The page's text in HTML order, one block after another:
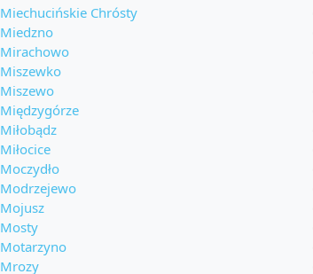
Miechucińskie Chrósty
Miedzno
Mirachowo
Miszewko
Miszewo
Międzygórze
Miłobądz
Miłocice
Moczydło
Modrzejewo
Mojusz
Mosty
Motarzyno
Mrozy